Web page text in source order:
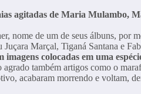
agitadas de Maria
nome de um de seus álbuns, por
Marçal, Tiganá Santana e
colocadas em uma
também artigos como o
acabaram morrendo e voltam,